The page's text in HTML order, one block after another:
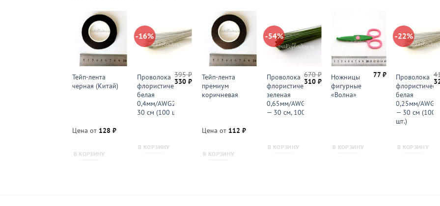
Тейп-лента
черная (Китай)
Цена от 128 ₽
В КОРЗИНУ
-16%
Проволока
флористическая
белая
0,4мм/AWG26 —
30 см (100 шт.)
395₽
Первоначальная
цена
составляла
395 ₽.
330₽Текущая
цена:
330 ₽.
В КОРЗИНУ
Тейп-лента
премиум
коричневая
Цена от 112 ₽
В КОРЗИНУ
-54%
Проволока
флористическая
зеленая
0,65мм/AWG22
— 30 см, 100 шт.
670₽
Первоначальная
цена
составляла
670 ₽.
310 ₽Текущая
цена:
310 ₽.
В КОРЗИНУ
Ножницы
фигурные
«Волна»
77₽
В КОРЗИНУ
-22%
Проволока
белая
0,25мм/
— 30 см (100
шт.)
В КОРЗИНУ